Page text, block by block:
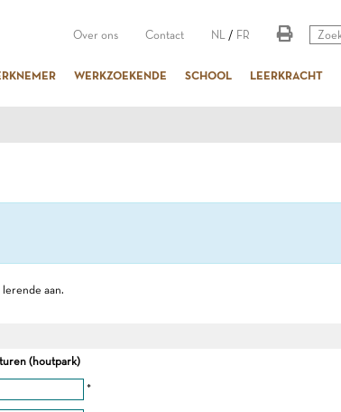
Over ons Contact NL / FR
WERKZOEKENDE SCHOOL LEERKRACHT
aan.
(houtpark)
*